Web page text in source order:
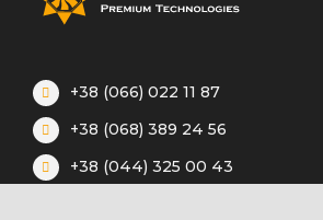
+38 (066) 022 11 87
+38 (068) 389 24 56
+38 (044) 325 00 43